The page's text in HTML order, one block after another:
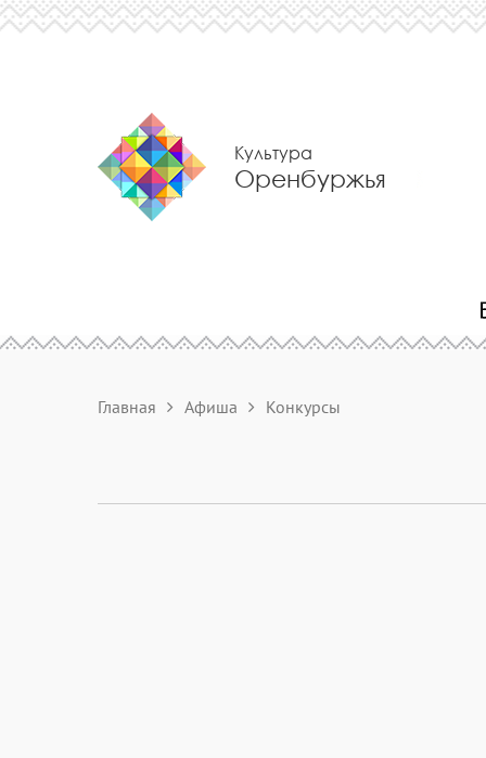
Культура
Оренбуржья
Главная Афиша Конкурсы